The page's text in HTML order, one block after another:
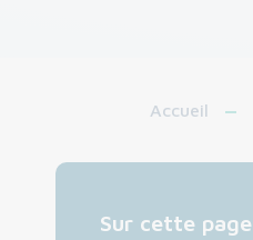
Accueil
Sur cette page